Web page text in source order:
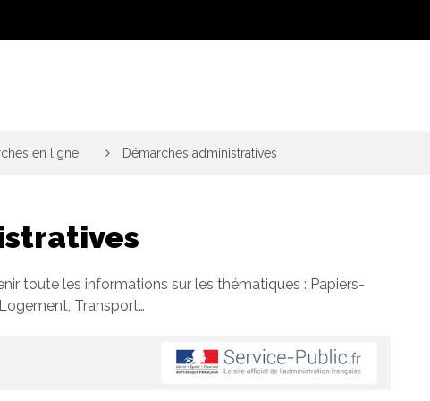
en ligne Démarches administratives
toute les informations sur les thématiques : Papiers-
Transport…